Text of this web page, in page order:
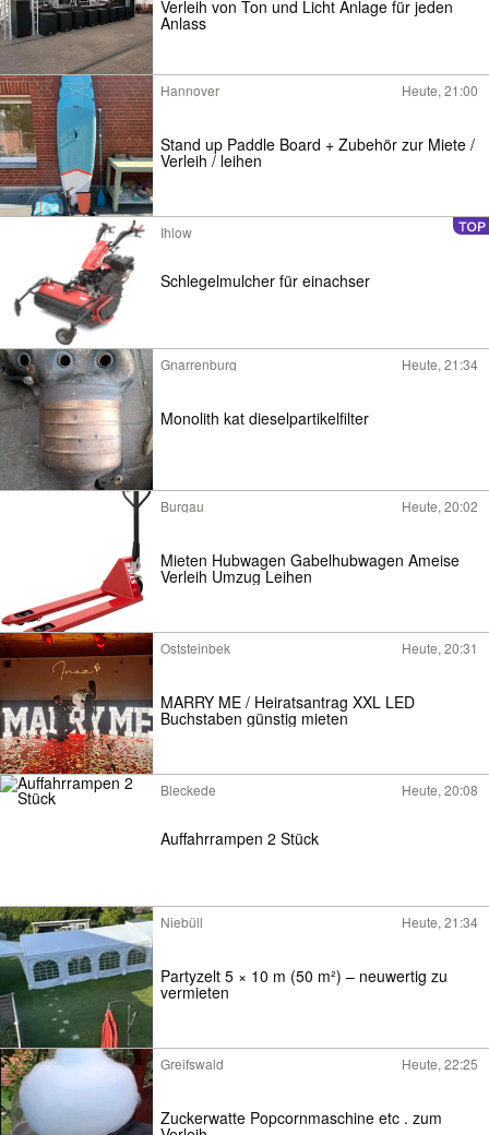
Verleih von Ton und Licht Anlage für jeden
Anlass
Hannover Heute, 21:00
Stand up Paddle Board + Zubehör zur Miete /
Verleih / leihen
Ihlow
Schlegelmulcher für einachser
Gnarrenburg Heute, 21:34
Monolith kat dieselpartikelfilter
Burgau Heute, 20:02
Mieten Hubwagen Gabelhubwagen Ameise
Verleih Umzug Leihen
Oststeinbek Heute, 20:31
MARRY ME / Heiratsantrag XXL LED
Buchstaben günstig mieten
Bleckede Heute, 20:08
Auffahrrampen 2 Stück
Niebüll Heute, 21:34
Partyzelt 5 × 10 m (50 m²) – neuwertig zu
vermieten
Greifswald Heute, 22:25
Zuckerwatte Popcornmaschine etc . zum